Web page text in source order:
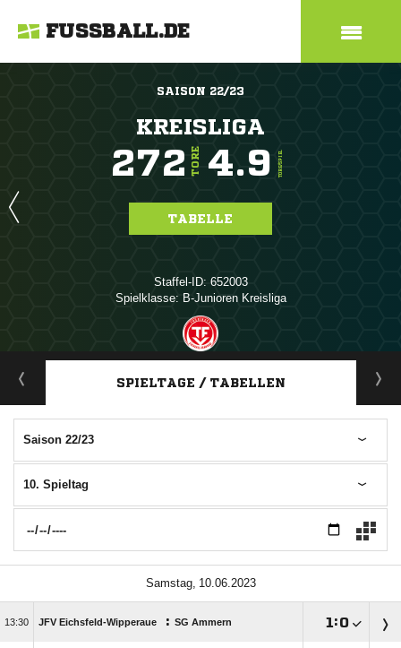
FUSSBALL.DE
SAISON 22/23
KREISLIGA
272 TORE 4.9 TORE/SPIEL
TABELLE
Staffel-ID: 652003
Spielklasse: B-Junioren Kreisliga
ANZEIGE
SPIELTAGE / TABELLEN
Saison 22/23
10. Spieltag
 
 JFV Eichsfeld-Wipperaue : SG Ammern  :